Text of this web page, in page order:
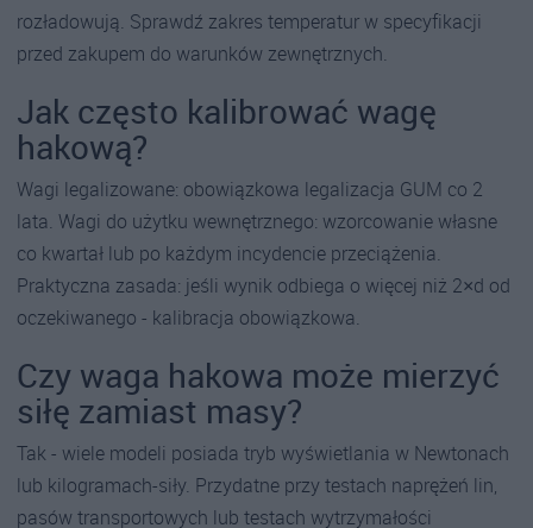
rozładowują. Sprawdź zakres temperatur w specyfikacji
przed zakupem do warunków zewnętrznych.
Jak często kalibrować wagę
hakową?
Wagi legalizowane: obowiązkowa legalizacja GUM co 2
lata. Wagi do użytku wewnętrznego: wzorcowanie własne
co kwartał lub po każdym incydencie przeciążenia.
Praktyczna zasada: jeśli wynik odbiega o więcej niż 2×d od
oczekiwanego - kalibracja obowiązkowa.
Czy waga hakowa może mierzyć
siłę zamiast masy?
Tak - wiele modeli posiada tryb wyświetlania w Newtonach
lub kilogramach-siły. Przydatne przy testach naprężeń lin,
pasów transportowych lub testach wytrzymałości